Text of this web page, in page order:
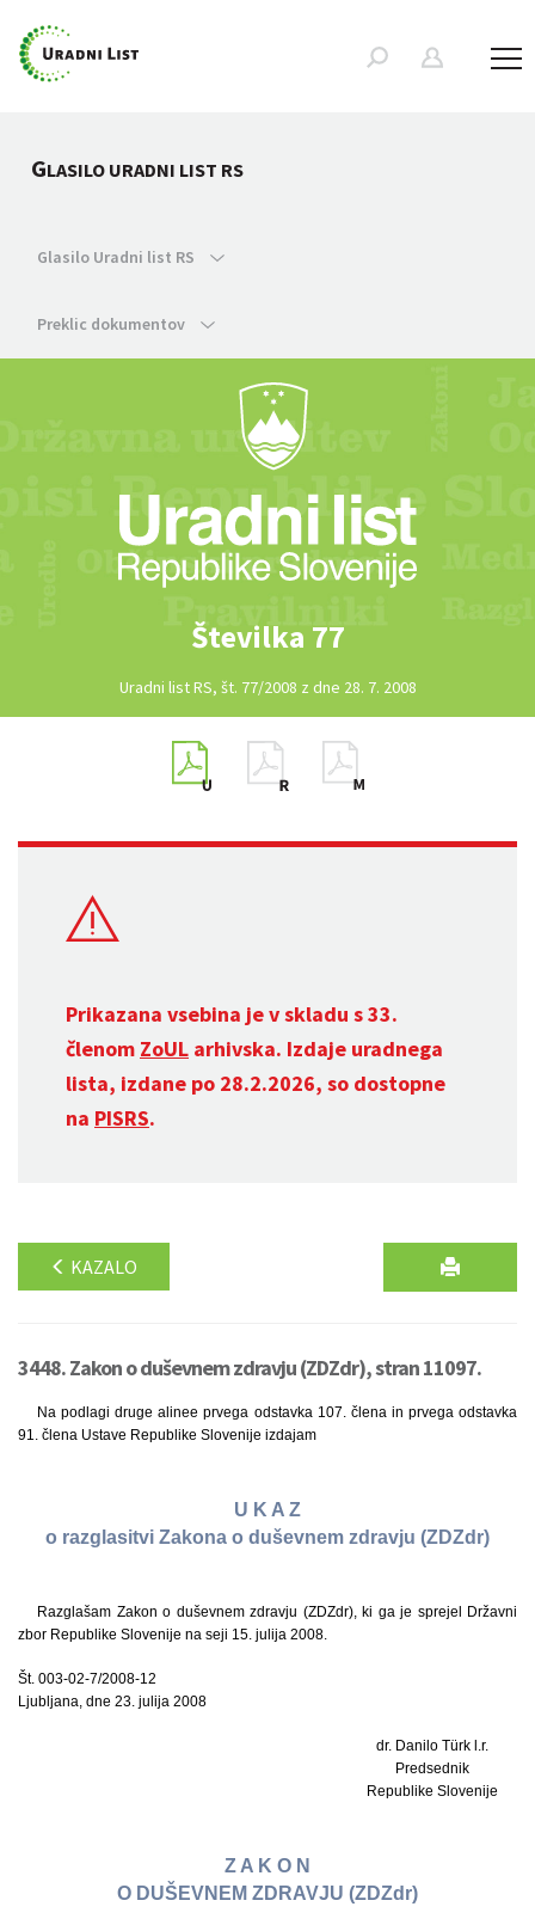
GLASILO URADNI LIST RS
Glasilo Uradni list RS
Preklic dokumentov
Številka 77
Uradni list RS, št. 77/2008 z dne 28. 7. 2008
Prikazana vsebina je v skladu s 33.
členom ZoUL arhivska. Izdaje uradnega
lista, izdane po 28.2.2026, so dostopne
na PISRS.
KAZALO
3448. Zakon o duševnem zdravju (ZDZdr), stran 11097.
Na podlagi druge alinee prvega odstavka 107. člena in prvega odstavka
91. člena Ustave Republike Slovenije izdajam
U K A Z
o razglasitvi Zakona o duševnem zdravju (ZDZdr)
Razglašam Zakon o duševnem zdravju (ZDZdr), ki ga je sprejel Državni
zbor Republike Slovenije na seji 15. julija 2008.
Št. 003-02-7/2008-12
Ljubljana, dne 23. julija 2008
dr. Danilo Türk l.r.
Predsednik
Republike Slovenije
Z A K O N
O DUŠEVNEM ZDRAVJU (ZDZdr)